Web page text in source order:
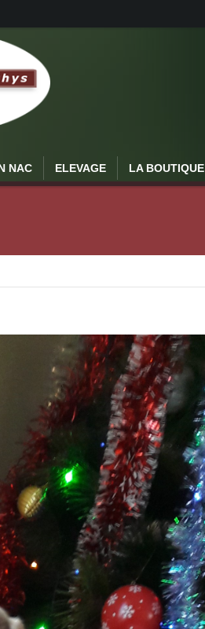
NAC ELEVAGE LA BOUTIQUE